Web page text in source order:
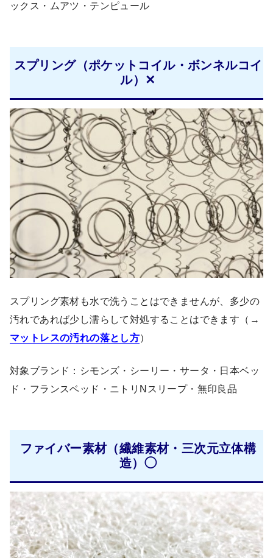
ックス・ムアツ・テンピュール
スプリング（ポケットコイル・ボンネルコイ
ル）✕
スプリング素材も水で洗うことはできませんが、多少の
汚れであれば少し濡らして対処することはできます（→
マットレスの汚れの落とし方）
対象ブランド：シモンズ・シーリー・サータ・日本ベッ
ド・フランスベッド・ニトリNスリープ・無印良品
ファイバー素材（繊維素材・三次元立体構
造）◯